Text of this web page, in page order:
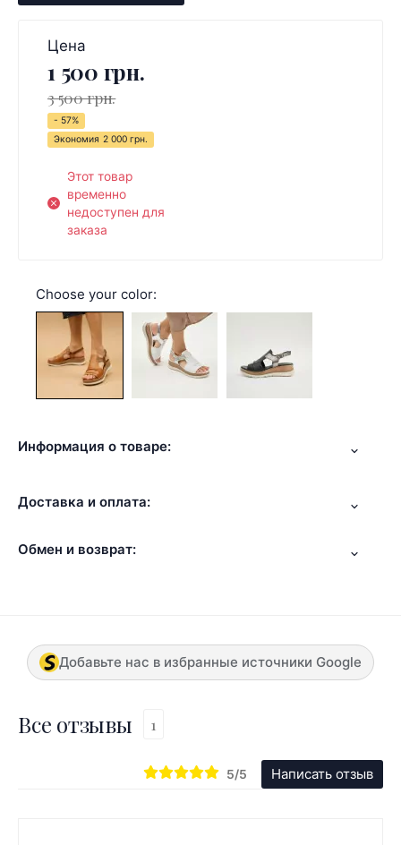
Цена
1 500 грн.
3 500 грн.
- 57%
Экономия 2 000 грн.
Этот товар
временно
недоступен для
заказа
Choose your color:
Информация о товаре:
Доставка и оплата:
Обмен и возврат:
Добавьте нас в избранные источники Google
Все отзывы 1
5/5 Написать отзыв